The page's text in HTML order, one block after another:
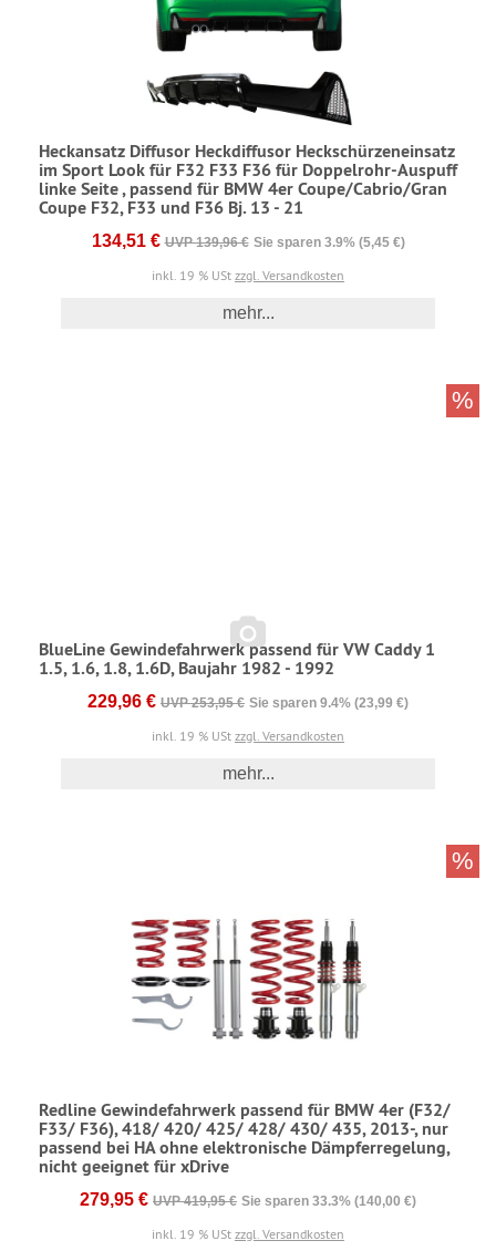
Heckansatz Diffusor Heckdiffusor Heckschürzeneinsatz
im Sport Look für F32 F33 F36 für Doppelrohr-Auspuff
linke Seite , passend für BMW 4er Coupe/Cabrio/Gran
Coupe F32, F33 und F36 Bj. 13 - 21
134,51 € UVP 139,96 € Sie sparen 3.9% (5,45 €)
inkl. 19 % USt zzgl. Versandkosten
mehr...
BlueLine Gewindefahrwerk passend für VW Caddy 1
1.5, 1.6, 1.8, 1.6D, Baujahr 1982 - 1992
229,96 € UVP 253,95 € Sie sparen 9.4% (23,99 €)
inkl. 19 % USt zzgl. Versandkosten
mehr...
%
Redline Gewindefahrwerk passend für BMW 4er (F32/
F33/ F36), 418/ 420/ 425/ 428/ 430/ 435, 2013-, nur
passend bei HA ohne elektronische Dämpferregelung,
nicht geeignet für xDrive
279,95 € UVP 419,95 € Sie sparen 33.3% (140,00 €)
inkl. 19 % USt zzgl. Versandkosten
%